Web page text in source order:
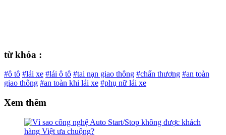
từ khóa :
#ô tô #lái xe #lái ô tô #tai nạn giao thông #chấn thương #an toàn
giao thông #an toàn khi lái xe #phụ nữ lái xe
Xem thêm